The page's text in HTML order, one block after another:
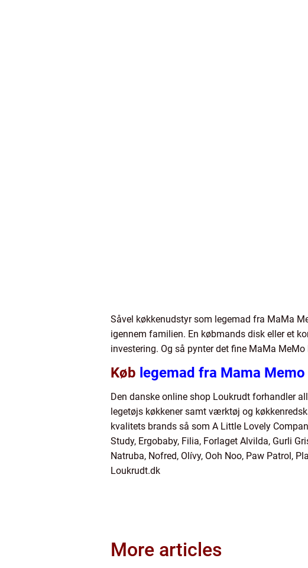
Såvel køkkenudstyr som legemad fra MaMa
igennem familien. En købmands disk eller et
investering. Og så pynter det fine MaMa
Køb legemad fra Mama Memo
Den danske online shop Loukrudt forhandler
legetøjs køkkener samt værktøj og
kvalitets brands så som A Little Lovely
Study, Ergobaby, Filia, Forlaget Alvilda, Gurli
Natruba, Nofred, Olívy, Ooh Noo, Paw Patrol,
Loukrudt.dk
More articles